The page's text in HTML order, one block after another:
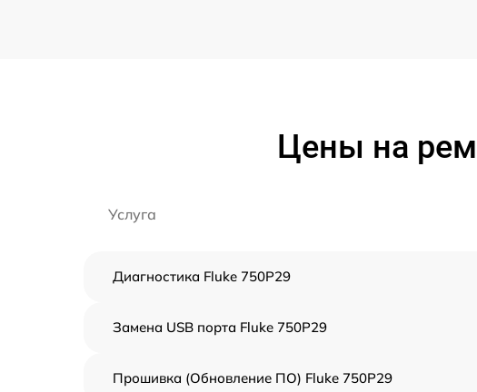
Цены на
Услуга
Диагностика Fluke 750P29
Замена USB порта Fluke 750P29
Прошивка (Обновление ПО) Fluke 750P29